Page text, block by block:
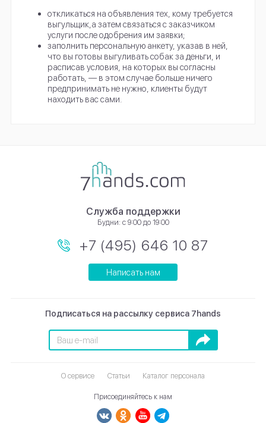
откликаться на объявления тех, кому требуется
выгульщик,а затем связаться с заказчиком
услуги после одобрения им заявки;
заполнить персональную анкету, указав в ней,
что вы готовы выгуливать собак за деньги, и
расписав условия, на которых вы согласны
работать, — в этом случае больше ничего
предпринимать не нужно, клиенты будут
находить вас сами.
Подписаться на рассылку сервиса 7hands
Подписаться
Служба поддержки
Будни: с 9:00 до 19:00
+7 (495) 646 10 87
Написать нам
О сервисе Статьи Каталог персонала
Присоединяйтесь к нам